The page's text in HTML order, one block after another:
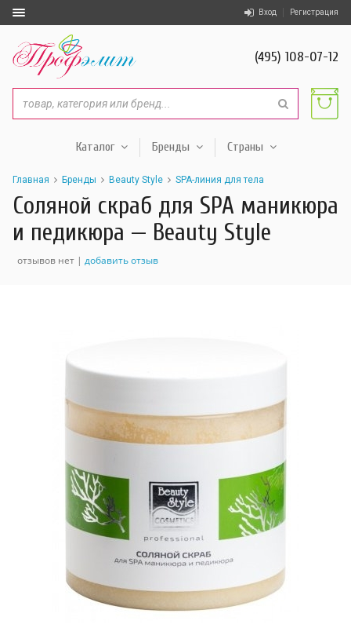
Вход Регистрация
(495) 108-07-12
Каталог Бренды Страны
Главная Бренды Beauty Style SPA-линия для тела
Соляной скраб для SPA маникюра
и педикюра — Beauty Style
отзывов нет | добавить отзыв